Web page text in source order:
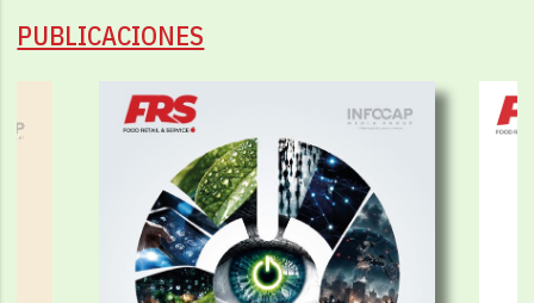
PUBLICACIONES